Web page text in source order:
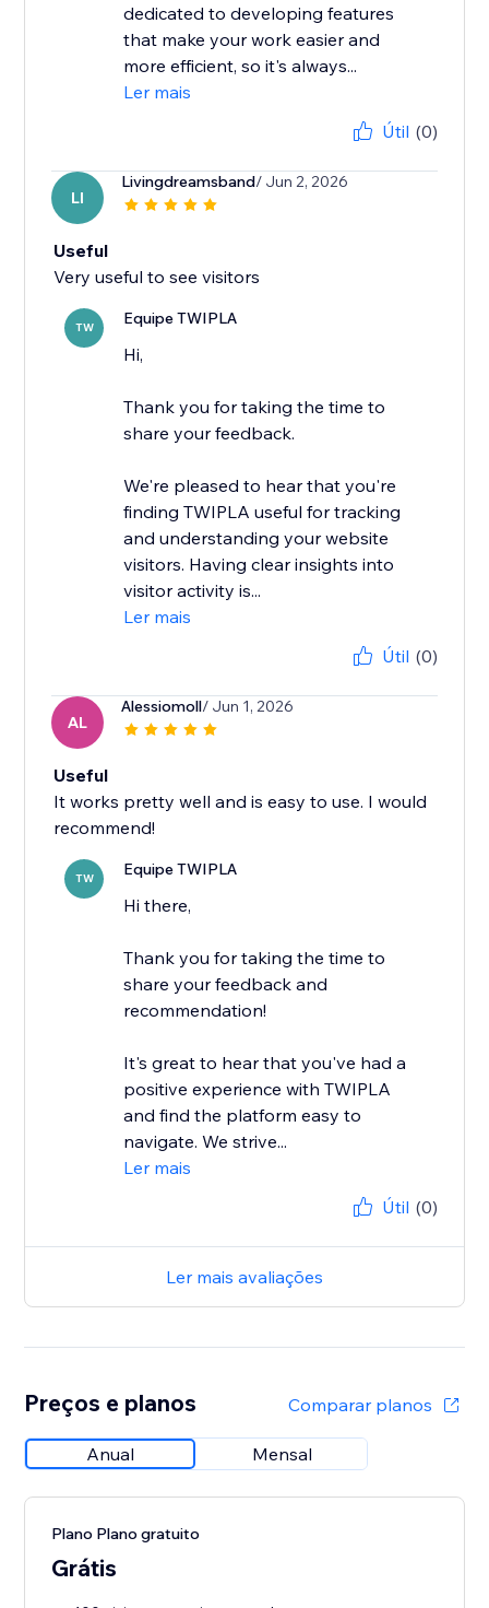
dedicated to developing features
that make your work easier and
more efficient, so it's always...
Ler mais
Útil (0)
LI
Livingdreamsband/ Jun 2, 2026
Useful
Very useful to see visitors
TW Equipe TWIPLA
Hi,
Thank you for taking the time to
share your feedback.
We're pleased to hear that you're
finding TWIPLA useful for tracking
and understanding your website
visitors. Having clear insights into
visitor activity is...
Ler mais
Útil (0)
AL
Alessiomoll/ Jun 1, 2026
Useful
It works pretty well and is easy to use. I would
recommend!
TW Equipe TWIPLA
Hi there,
Thank you for taking the time to
share your feedback and
recommendation!
It's great to hear that you've had a
positive experience with TWIPLA
and find the platform easy to
navigate. We strive...
Ler mais
Útil (0)
Ler mais avaliações
Preços e planos Comparar planos
Anual Mensal
Plano Plano gratuito
Grátis